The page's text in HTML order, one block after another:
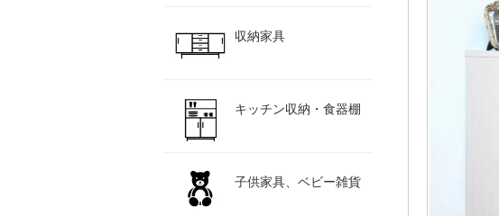
収納家具
キッチン収納・食器棚
子供家具、ベビー雑貨